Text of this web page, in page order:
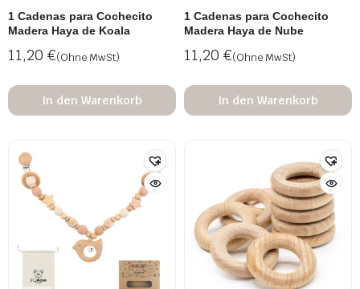
1 Cadenas para Cochecito
Madera Haya de Koala
11,20 €(Ohne MwSt)
In den Warenkorb
1 Cadenas para Cochecito
Madera Haya de Nube
11,20 €(Ohne MwSt)
In den Warenkorb